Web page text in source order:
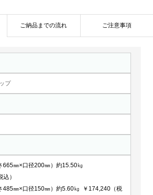
ご納品までの流れ ご注意事項
プ
665㎜×口径200㎜）約15.50㎏
）
485㎜×口径150㎜）約5.60㎏ ￥174,240（税